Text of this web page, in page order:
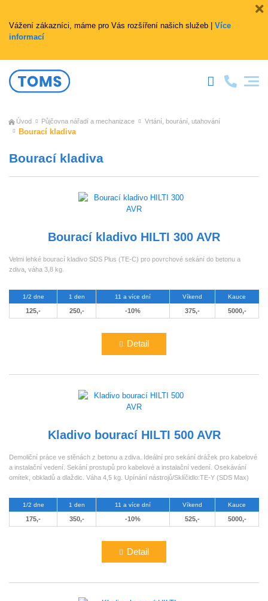
Vážení zákazníci, máme pro Vás rozšíření našich služeb | Více
informací
Úvod Půjčovna nářadí a mechanizace Vrtání, bourání, utahování
Bourací kladiva
Bourací kladiva
Bourací kladivo HILTI 300 AVR
Velmi lehké bourací kladivo SDS Plus (TE-C) pro povrchové sekání do betonu a
zdiva, váha 3,8 kg.
1/2 dne 1 den 11 a více dní Víkend Kauce
125,- 250,- -10% 375,- 5000,-
Detail
Kladivo bourací HILTI 500 AVR
Demoliční práce ve stěnách z betonu a zdiva. Ideální pro sekání drážek pro kabelové
a instalační vedení. Sekání prostupů pro kabelové a instalační vedení. Osekávání
omítek, obkladů a dlaždic. Váha 4,5 kg. Upínání nástrojů/Sklíčidlo:TE-Y (SDS Max)
1/2 dne 1 den 11 a více dní Víkend Kauce
175,- 350,- -10% 525,- 5000,-
Detail